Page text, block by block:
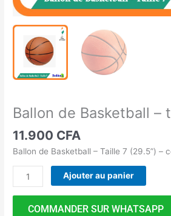
Ballon de Basketball –
11.900 CFA
Ballon de Basketball – Taille 7 (29.5”) –
Ajouter au panier
COMMANDER SUR WHATSAPP